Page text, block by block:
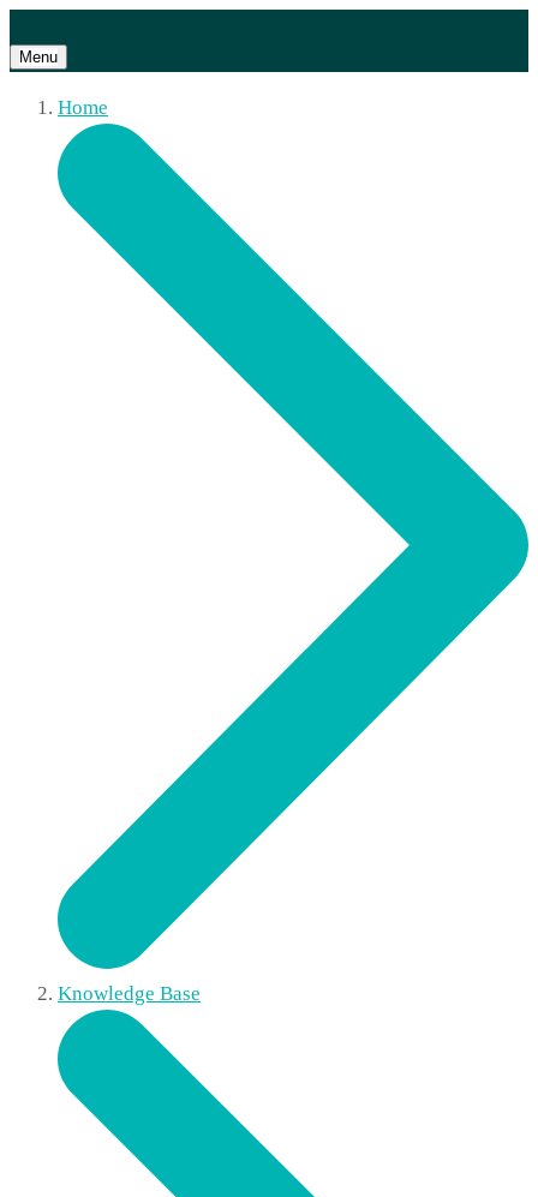
Menu
Home
Knowledge Base